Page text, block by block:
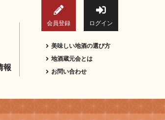
会員登録 ログイン
報
美味しい地酒の選び方
地酒蔵元会とは
お問い合わせ